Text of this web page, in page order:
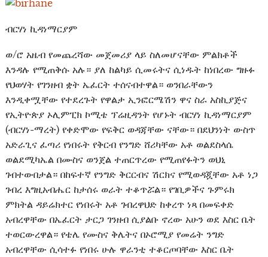
ብርሃነ ኪዳነማርያም
ወ/ሮ አዜብ የመጨረሻው መጀመሪያ ላይ ስለመሆናቸው ምልክቶች
እንዳሉ የሚጠቅሱ አሉ። ያለ ከልካይ ሲመሩትና ሲነዱት ከነበረው ግዙፉ
የህወሃት የገንዘብ ቋት ኤፈርት ተሰናብተዋል። ወንበራቸውን
እንዲቀሟቸው የተደረጉት የዋልታ ኢንፎርሜሽን ዋና ስራ አስኪያጅና
የኢትዮጵያ ኦሊምፒክ ኮሚቴ ፕሬዚዳንት የሆኑት ብርሃነ ኪዳነማርያም
(ብርሃነ-ማረት) የቀድሞው የፍቅር ወዳጃቸው ናቸው። በደህንነት ውስጥ
አድራጊና ፈጣሪ የነበሩት የቅርብ የንግድ ሸሪካቸው አቶ ወልደስላሴ
ወልደሚካኤል በሙስና ወንጀል ተጠርጥረው የሚጠየፉትን ወህኒ
ገብተውበታል። በከፍተኛ የንግድ ቅርርብና ሽርክና የሚወዳጇቸው አቶ ነጋ
ገብረ እግዚአብሔር ከታሰሩ ወራት ተቆጥሯል። የገቢዎችና ጉምሩክ
ምክትል ዳይሬክተር የነበሩት አቶ ገብረዋህድ ከቀረጥ ነጻ በመፍቀድ
አብረዋቸው በኤፈርት ታርጋ ገንዘብ ሲያልቡ ኖረው አሁን ወደ እስር ቤት
ተወርውረዋል። የቴሌ የሙስና ቅሌትና በኦሮሚያ የመሬት ንግድ
አብረዋቸው ሲሳተፉ የነበሩ ሁሉ ዋራንቲ ተቆርጦባቸው እስር ቤት